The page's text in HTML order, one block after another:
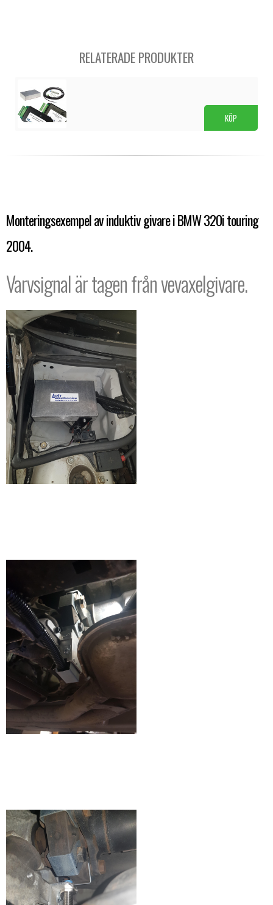
RELATERADE PRODUKTER
KÖP
Monteringsexempel av induktiv givare i BMW 320i touring
2004.
Varvsignal är tagen från vevaxelgivare.